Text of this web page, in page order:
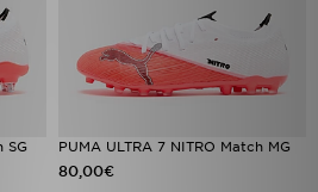
SG PUMA ULTRA 7 NITRO Match MG
80,00€